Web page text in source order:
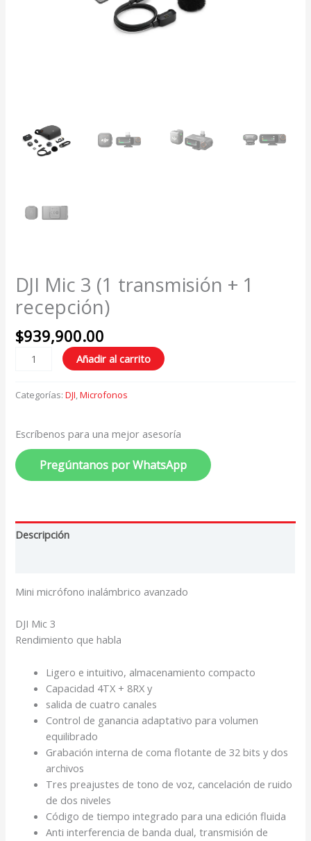
DJI Mic 3 (1 transmisión + 1
recepción)
$939,900.00
Añadir al carrito
Categorías:DJI ,Microfonos
Escríbenos para una mejor asesoría
Pregúntanos por WhatsApp
Descripción
Mini micrófono inalámbrico avanzado
DJI Mic 3
Rendimiento que habla
Ligero e intuitivo, almacenamiento compacto
Capacidad 4TX + 8RX y
salida de cuatro canales
Control de ganancia adaptativo para volumen
equilibrado
Grabación interna de coma flotante de 32 bits y dos
archivos
Trespreajustes de tono de voz, cancelación de ruido
de dos niveles
Código de tiempo integrado para una edición fluida
Anti interferencia de banda dual, transmisión de